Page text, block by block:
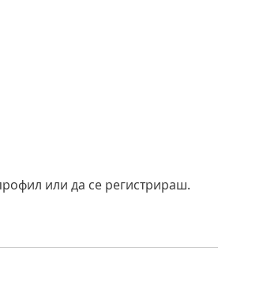
или да се регистрираш.